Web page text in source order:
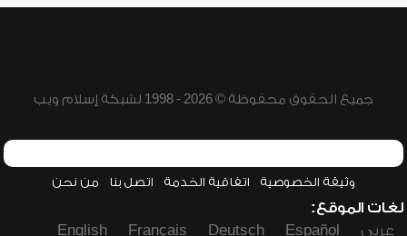
جميع الحقوق محفوظة © 2026 - 1998 لشبكة إسلام ويب
وثيقة الخصوصية اتفاقية الخدمة اتصل بنا من نحن
لغات الموقع:
عربي
Español
Deutsch
Français
English